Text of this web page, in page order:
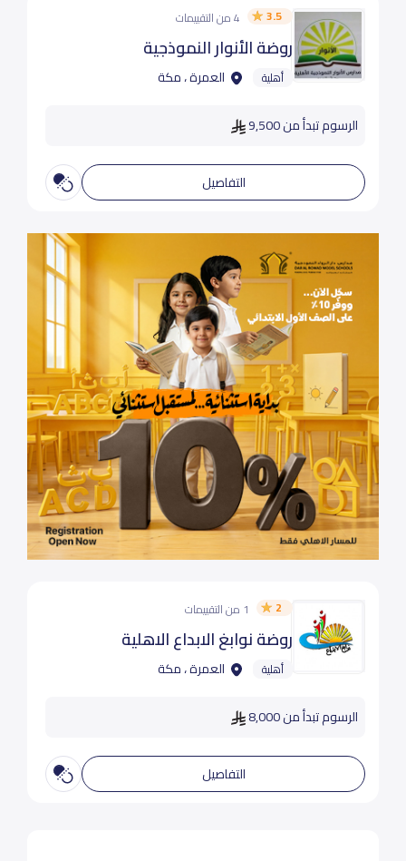
3.5 4 من التقييمات
روضة الأنوار النموذجية
أهلية العمرة ، مكة
الرسوم تبدأ من 9,500
التفاصيل
2 1 من التقييمات
روضة نوابغ الابداع الاهلية
أهلية العمرة ، مكة
الرسوم تبدأ من 8,000
التفاصيل